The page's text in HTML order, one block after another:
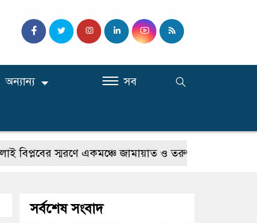
অন্যান্য সব
স্মরণে একমঞ্চে জামায়াত ও তরুণ নেতৃবৃন্দ: জাতীয় ঐক্যের
সর্বশেষ সংবাদ